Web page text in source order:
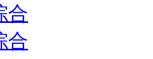
合
合